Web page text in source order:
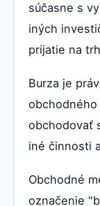
súčasne s
iných
prijatie na
Burza je
obchodného
obchodovať
iné činnosti
Obchodné
označenie